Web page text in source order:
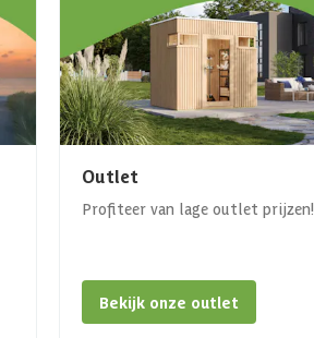
Outlet
Profiteer van lage outlet prijzen!
Bekijk onze outlet